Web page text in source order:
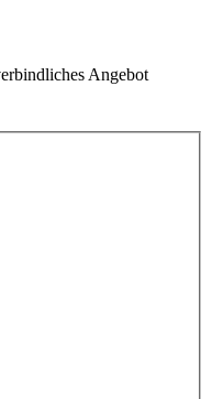
Angebot